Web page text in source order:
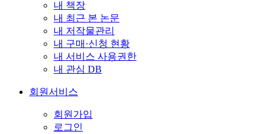
내 책장
내 최근 본 논문
내 저작물관리
내 구매·신청 현황
내 서비스 사용권한
내 관심 DB
회원서비스
회원가입
로그인